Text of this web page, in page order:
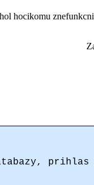
hocikomu
prihlas